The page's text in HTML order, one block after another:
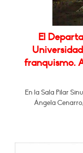
El
franquismo.
En la Sala Pilar
Ángela